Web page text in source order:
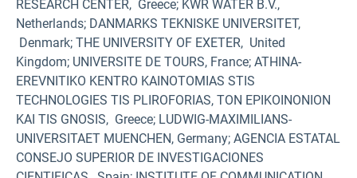
RESEARCH CENTER, Greece; KWR WATER B.V.,
Netherlands; DANMARKS TEKNISKE UNIVERSITET,
Denmark; THE UNIVERSITY OF EXETER, United
Kingdom; UNIVERSITE DE TOURS, France; ATHINA-
EREVNITIKO KENTRO KAINOTOMIAS STIS
TECHNOLOGIES TIS PLIROFORIAS, TON EPIKOINONION
KAI TIS GNOSIS, Greece; LUDWIG-MAXIMILIANS-
UNIVERSITAET MUENCHEN, Germany; AGENCIA ESTATAL
CONSEJO SUPERIOR DE INVESTIGACIONES